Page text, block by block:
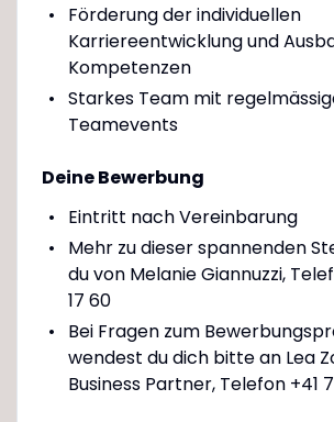
Förderung der individuellen
Karriereentwicklung und
Kompetenzen
Starkes Team mit
Teamevents
Deine Bewerbung
Eintritt nach Vereinbarung
Mehr zu dieser spannenden
du von Melanie Giannuzzi,
17 60
Bei Fragen zum
wendest du dich bitte an Lea
Business Partner, Telefon +41